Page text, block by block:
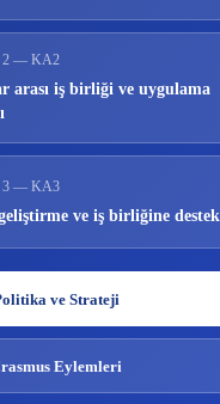
2 — KA2
arası iş birliği ve uygulama
3 — KA3
ve iş birliğine destek
ve Strateji
Eylemleri